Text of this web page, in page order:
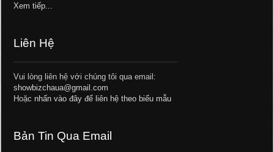
Xem tiếp...
Liên Hệ
Vui lòng liên hệ với chúng tôi qua email:
showbizchaua@gmail.com
Hoặc nhấn vào đây để liên hệ theo biểu mẫu
Bản Tin Qua Email